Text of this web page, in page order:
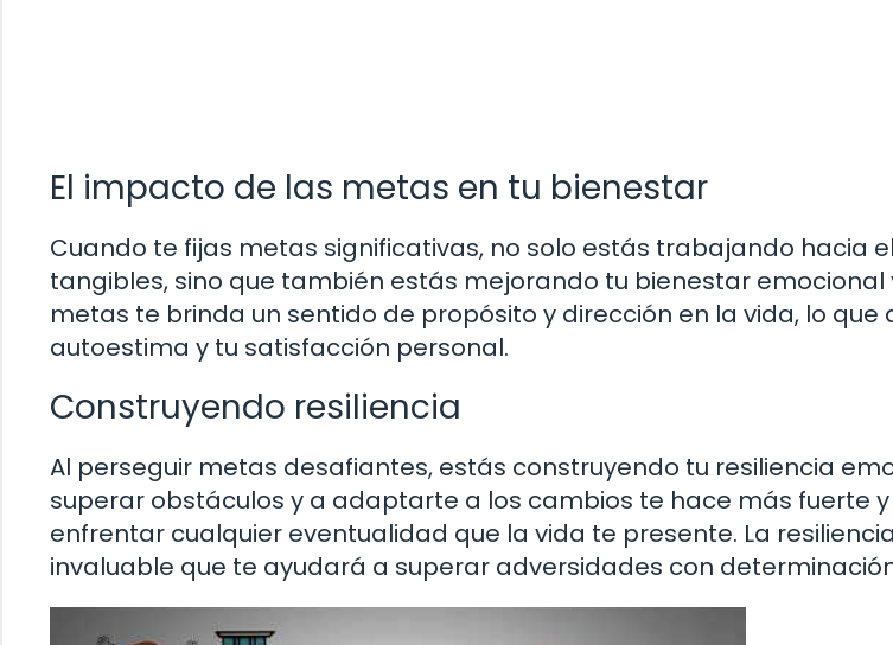
El impacto de las metas en tu bienestar
Cuando te fijas metas significativas, no solo estás trabajando hacia
tangibles, sino que también estás mejorando tu bienestar emocional
metas te brinda un sentido de propósito y dirección en la vida, lo que
autoestima y tu satisfacción personal.
Construyendo resiliencia
Al perseguir metas desafiantes, estás construyendo tu resiliencia
superar obstáculos y a adaptarte a los cambios te hace más fuerte
enfrentar cualquier eventualidad que la vida te presente. La
invaluable que te ayudará a superar adversidades con